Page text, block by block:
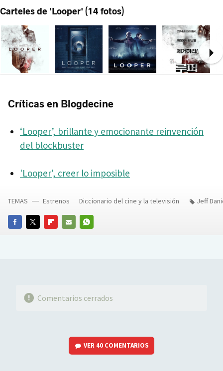
Carteles de 'Looper' (14 fotos)
Críticas en Blogdecine
‘Looper’, brillante y emocionante reinvención
del blockbuster
'Looper', creer lo imposible
FACEBOOKTWITTERFLIPBOARD
E-
WHATSAPP
TEMAS Estrenos Diccionario del cine y la televisión Jeff
Comentarios cerrados
VER 40 COMENTARIOS